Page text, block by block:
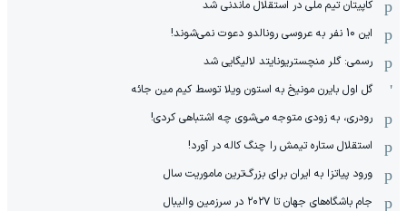
کاپیتان تیم ملی در استقلال ماندنی شد
این 10 نفر به عروسی رونالدو دعوت نمی‌شوند!
رسمی: گلر منچستریونایتد لالیگایی شد
گل اول بایرن مونیخ به استون ویلا توسط کیم مین جائه
رودری، به زودی متوجه می‌شوی چه اشتباهی کردی!
استقلال ستاره تیمش را چنگ کاله در آورد!
ورود پیاتزا به ایران برای بزرگ‌ترین ماموریت سال
جام باشگاه‌های جهان تا ۲۰۲۷ در سرزمین والیبال